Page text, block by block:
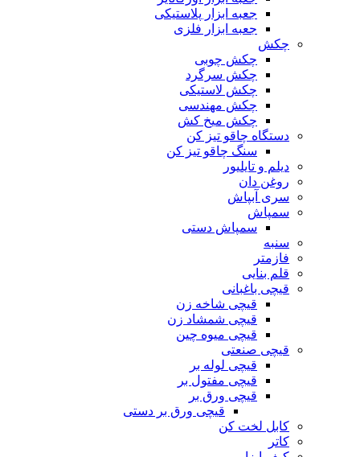
جعبه ابزار پلاستیکی
جعبه ابزار فلزی
چکش
چکش چوبی
چکش سرگرد
چکش لاستیکی
چکش مهندسی
چکش میخ کش
دستگاه چاقو تیز کن
سنگ چاقو تیز کن
دیلم و تایلیور
روغن دان
سری آبپاش
سمپاش
سمپاش دستی
سنبه
فازمتر
قلم بنایی
قیچی باغبانی
قیچی شاخه زن
قیچی شمشاد زن
قیچی میوه چین
قیچی صنعتی
قیچی لوله بر
قیچی مفتول بر
قیچی ورق بر
قیچی ورق بر دستی
کابل لخت کن
کاتر